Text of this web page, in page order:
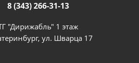
8 (343) 266-31-13
"Дирижабль" 1 этаж
ул. Шварца 17